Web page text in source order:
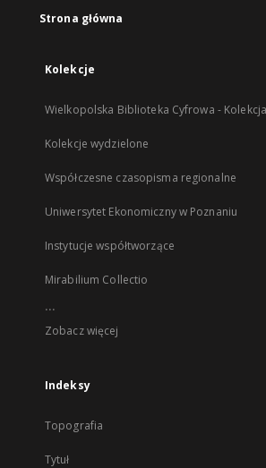
Strona główna
Kolekcje
Wielkopolska Biblioteka Cyfrowa - Kolekcja
Kolekcje wydzielone
Współczesne czasopisma regionalne
Uniwersytet Ekonomiczny w Poznaniu
Instytucje współtworzące
Mirabilium Collectio
...
Zobacz więcej
Indeksy
Topografia
Tytuł